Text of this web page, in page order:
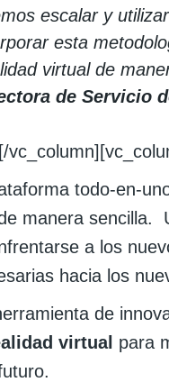
escalar y
esta
virtual de
de Servicio
todo-en-
manera sencilla.
a los
hacia los
de
virtual para